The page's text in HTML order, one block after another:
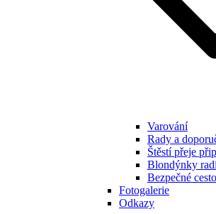
Varování
Rady a
Štěstí přeje
Blondýnky
Bezpečné
Fotogalerie
Odkazy